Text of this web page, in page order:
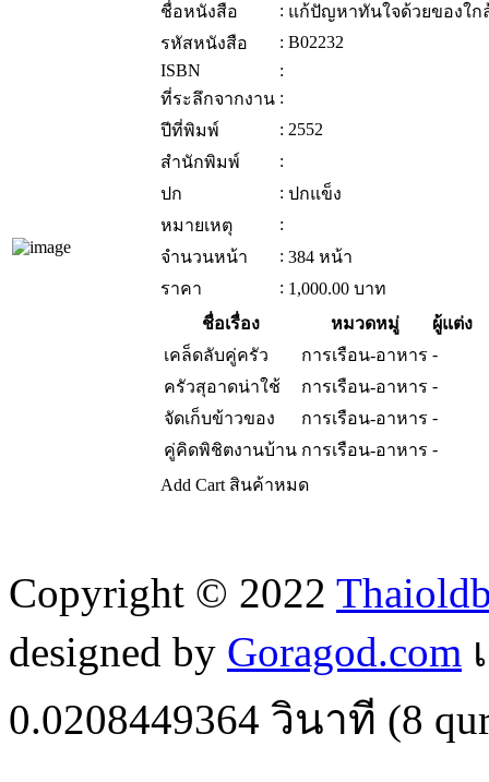
ชื่อหนังสือ : แก้ปัญหาทันใจด้วยของใก
รหัสหนังสือ
: B02232
ISBN
:
ที่ระลึกจากงาน :
ปีที่พิมพ์
: 2552
สำนักพิมพ์
:
ปก
: ปกแข็ง
หมายเหตุ
:
จำนวนหน้า
: 384 หน้า
ราคา
: 1,000.00 บาท
ชื่อเรื่อง
หมวดหมู่
ผู้แต่ง
เคล็ดลับคู่ครัว
การเรือน-อาหาร -
ครัวสุอาดน่าใช้
การเรือน-อาหาร -
จัดเก็บข้าวของ
การเรือน-อาหาร -
คู่คิดพิชิตงานบ้าน การเรือน-อาหาร -
Add Cart สินค้าหมด
Copyright © 2022
designed by Goragod.com
0.0208449364 วินาที (8